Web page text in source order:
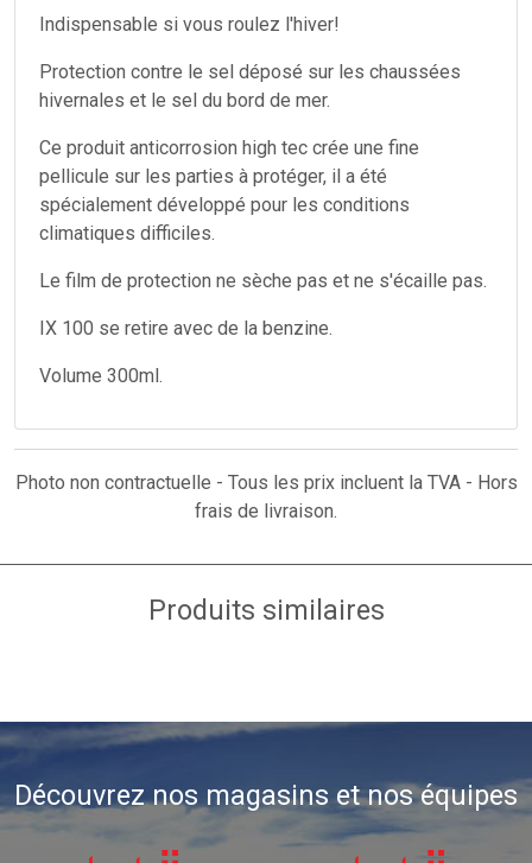
Indispensable si vous roulez l'hiver!
Protection contre le sel déposé sur les chaussées
hivernales et le sel du bord de mer.
Ce produit anticorrosion high tec crée une fine
pellicule sur les parties à protéger, il a été
spécialement développé pour les conditions
climatiques difficiles.
Le film de protection ne sèche pas et ne s'écaille pas.
IX 100 se retire avec de la benzine.
Volume 300ml.
Photo non contractuelle - Tous les prix incluent la TVA - Hors
frais de livraison.
Produits similaires
Découvrez nos magasins et nos équipes